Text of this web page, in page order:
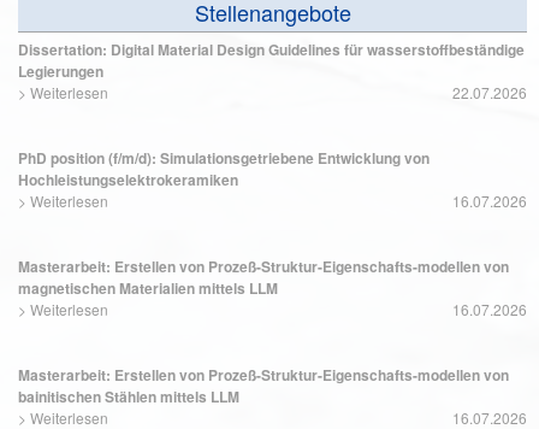
Stellenangebote
Dissertation: Digital Material Design Guidelines für wasserstoffbeständige
Legierungen
> Weiterlesen 22.07.2026
PhD position (f/m/d): Simulationsgetriebene Entwicklung von
Hochleistungselektrokeramiken
> Weiterlesen 16.07.2026
Masterarbeit: Erstellen von Prozeß-Struktur-Eigenschafts-modellen von
magnetischen Materialien mittels LLM
> Weiterlesen 16.07.2026
Masterarbeit: Erstellen von Prozeß-Struktur-Eigenschafts-modellen von
bainitischen Stählen mittels LLM
> Weiterlesen 16.07.2026